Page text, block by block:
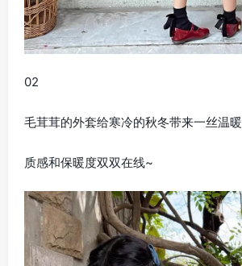
02
毛茸茸的外套给寒冷的秋冬带来一丝温暖
质感和保暖度双双在线~